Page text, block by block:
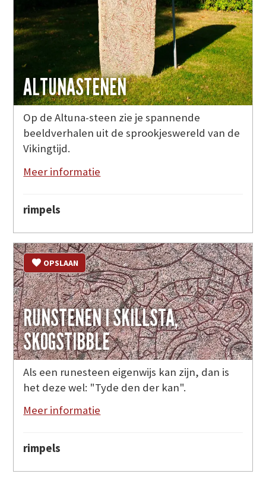
ALTUNASTENEN
Op de Altuna-steen zie je spannende
beeldverhalen uit de sprookjeswereld van de
Vikingtijd.
Meer informatie
rimpels
RUNSTENEN I SKILLSTA,
SKOGSTIBBLE
OPSLAAN
Als een runesteen eigenwijs kan zijn, dan is
het deze wel: "Tyde den der kan".
Meer informatie
rimpels